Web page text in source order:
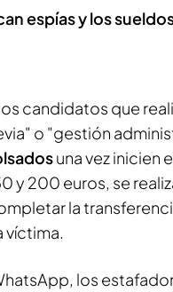
espías y los
candidatos que
o "gestión
una vez inicien
y 200 euros, se
la
víctima.
los